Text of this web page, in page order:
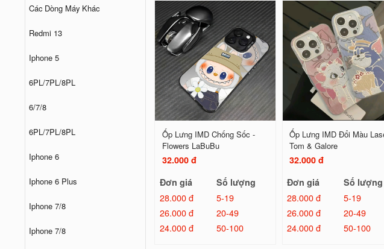
Các Dòng Máy Khác
Redmi 13
Iphone 5
6PL/7PL/8PL
6/7/8
6PL/7PL/8PL
Iphone 6
Iphone 6 Plus
Iphone 7/8
Iphone 7/8
Ốp Lưng IMD Chống Sốc -
Flowers LaBuBu
32.000 đ
Đơn giá
Số lượng
28.000 đ
5-19
26.000 đ
20-49
24.000 đ
50-100
Ốp Lưng IMD Đổi Màu
Tom & Galore
32.000 đ
Đơn giá
Số lượng
28.000 đ
5-19
26.000 đ
20-49
24.000 đ
50-100